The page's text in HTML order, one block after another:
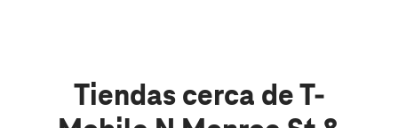
Tiendas cerca de T-